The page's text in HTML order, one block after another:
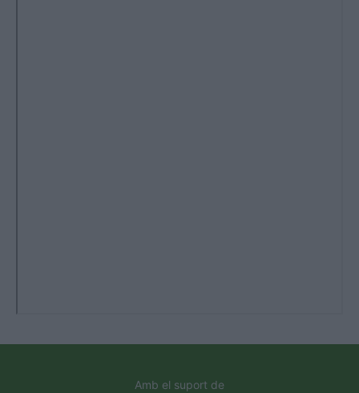
Amb el suport de